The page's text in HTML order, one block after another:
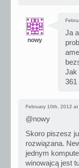
nowy
Ja
Jak
361
February 10th, 2012
@nowy
Skoro piszesz
rozwiązana.
jednym
winowajcą jest